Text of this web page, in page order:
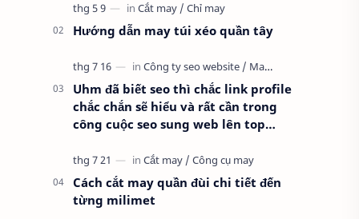
full từ A-Z Dành cho anh em
kỹ thuật mới vào nghề, clip
thực hành t…
Hướng dẫn may túi xéo quần tây
Uhm đã biết seo thì chắc link profile
chắc chắn sẽ hiểu và rất cần trong
công cuộc seo sung web lên top
Cách cắt may quần đùi chi tiết đến
từng milimet